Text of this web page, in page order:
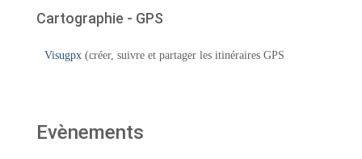
Cartographie - GPS
Visugpx (créer, suivre et partager les itinéraires GPS
Evènements